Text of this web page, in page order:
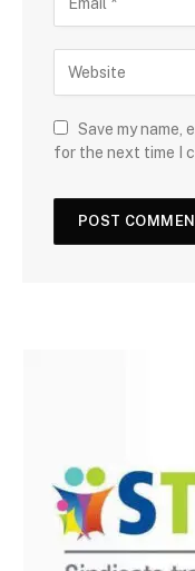
Save my name,
for the next time I